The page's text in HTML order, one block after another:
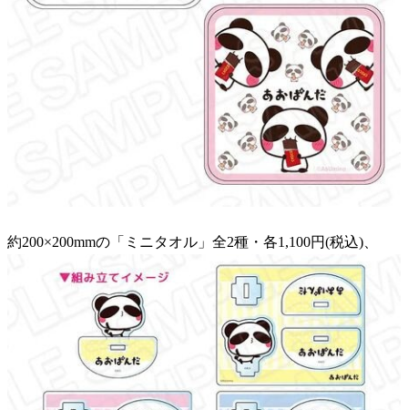
約200×200mmの「ミニタオル」全2種・各1,100円(税込)、